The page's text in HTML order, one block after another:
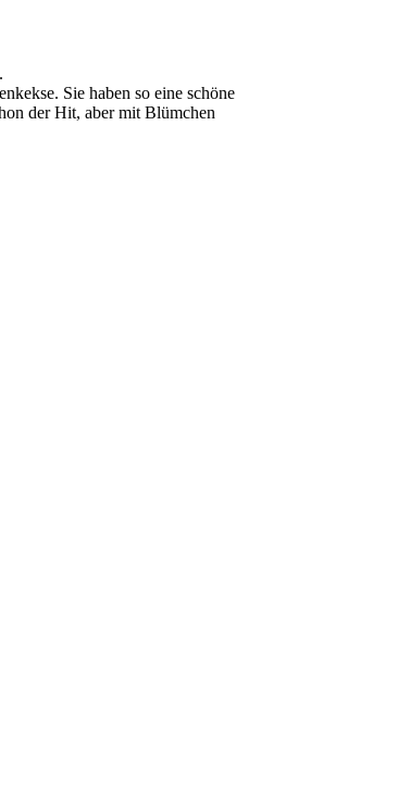
Sie haben so eine schöne
der Hit, aber mit Blümchen